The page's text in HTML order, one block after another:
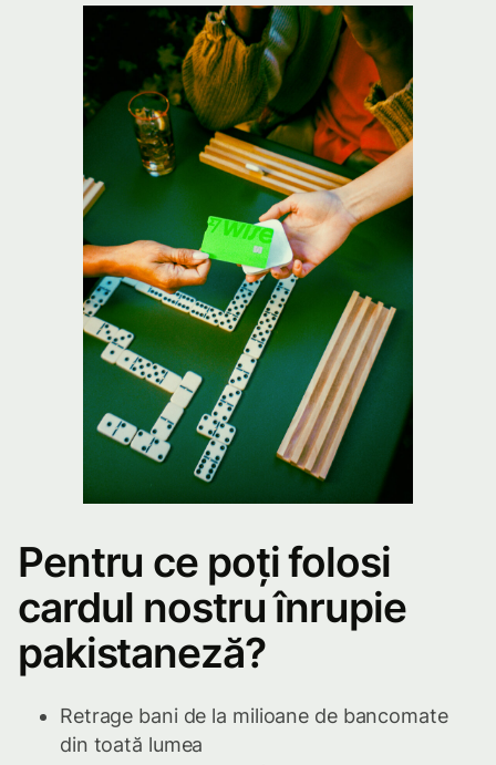
Pentru ce poți folosi
cardul nostru înrupie
pakistaneză?
Retrage bani de la milioane de bancomate
din toată lumea